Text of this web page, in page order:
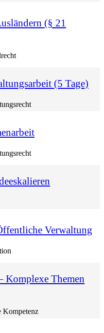
(§ 21
(5 Tage)
Verwaltung
Komplexe Themen
Kompetenz